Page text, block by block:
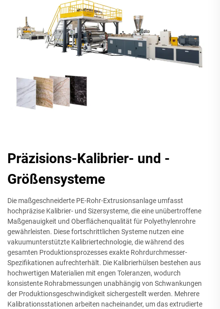
Präzisions-Kalibrier- und -
Größensysteme
Die maßgeschneiderte PE-Rohr-Extrusionsanlage umfasst
hochpräzise Kalibrier- und Sizersysteme, die eine unübertroffene
Maßgenauigkeit und Oberflächenqualität für Polyethylenrohre
gewährleisten. Diese fortschrittlichen Systeme nutzen eine
vakuumunterstützte Kalibriertechnologie, die während des
gesamten Produktionsprozesses exakte Rohrdurchmesser-
Spezifikationen aufrechterhält. Die Kalibrierhülsen bestehen aus
hochwertigen Materialien mit engen Toleranzen, wodurch
konsistente Rohrabmessungen unabhängig von Schwankungen
der Produktionsgeschwindigkeit sichergestellt werden. Mehrere
Kalibrationsstationen arbeiten nacheinander, um das extrudierte